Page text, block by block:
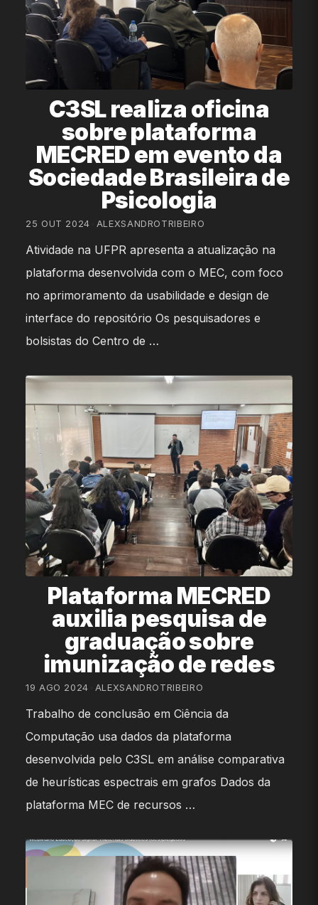
C3SL realiza oficina
sobre plataforma
MECRED em evento da
Sociedade Brasileira de
Psicologia
25 OUT 2024 ALEXSANDROTRIBEIRO
Atividade na UFPR apresenta a atualização na
plataforma desenvolvida com o MEC, com foco
no aprimoramento da usabilidade e design de
interface do repositório Os pesquisadores e
bolsistas do Centro de …
Plataforma MECRED
auxilia pesquisa de
graduação sobre
imunização de redes
19 AGO 2024 ALEXSANDROTRIBEIRO
Trabalho de conclusão em Ciência da
Computação usa dados da plataforma
desenvolvida pelo C3SL em análise comparativa
de heurísticas espectrais em grafos Dados da
plataforma MEC de recursos …